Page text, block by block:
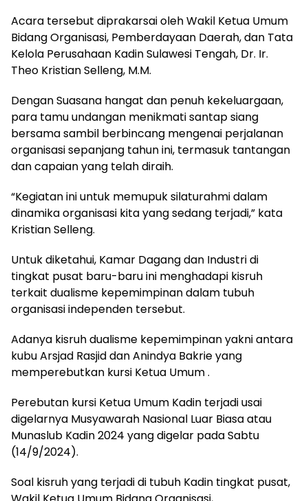
Acara tersebut diprakarsai oleh Wakil Ketua Umum
Bidang Organisasi, Pemberdayaan Daerah, dan Tata
Kelola Perusahaan Kadin Sulawesi Tengah, Dr. Ir.
Theo Kristian Selleng, M.M.
Dengan Suasana hangat dan penuh kekeluargaan,
para tamu undangan menikmati santap siang
bersama sambil berbincang mengenai perjalanan
organisasi sepanjang tahun ini, termasuk tantangan
dan capaian yang telah diraih.
“Kegiatan ini untuk memupuk silaturahmi dalam
dinamika organisasi kita yang sedang terjadi,” kata
Kristian Selleng.
Untuk diketahui, Kamar Dagang dan Industri di
tingkat pusat baru-baru ini menghadapi kisruh
terkait dualisme kepemimpinan dalam tubuh
organisasi independen tersebut.
Adanya kisruh dualisme kepemimpinan yakni antara
kubu Arsjad Rasjid dan Anindya Bakrie yang
memperebutkan kursi Ketua Umum .
Perebutan kursi Ketua Umum Kadin terjadi usai
digelarnya Musyawarah Nasional Luar Biasa atau
Munaslub Kadin 2024 yang digelar pada Sabtu
(14/9/2024).
Soal kisruh yang terjadi di tubuh Kadin tingkat pusat,